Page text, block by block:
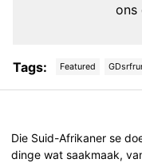
ons
Tags: Featured
Die Suid-Afrikaner se
dinge wat saakmaak,